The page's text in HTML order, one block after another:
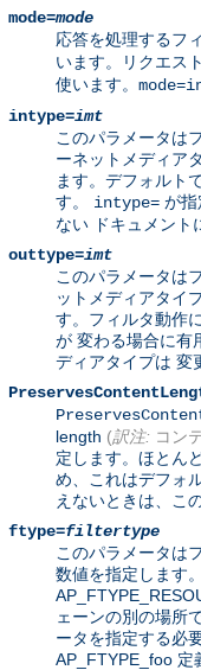
mode=mode
応答を処理するフ
います。リクエス
使います。
intype=imt
このパラメータは
ーネットメディア
ます。デフォルト
す。 intype= が指
ない ドキュメント
outtype=imt
このパラメータは
ットメディアタイ
す。フィルタ動作
が 変わる場合に有
ディアタイプは 変
length (訳注: コン
定します。ほとん
め、これはデフォ
えないときは、こ
ftype=filtertype
このパラメータは
数値を指定します
ェーンの別の場所
ータを指定する必
AP_FTYPE_foo 定